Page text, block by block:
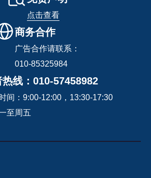
点击查看
商务合作
广告合作请联系：
010-85325984
热线：010-57458982
间：9:00-12:00，13:30-17:30
至周五